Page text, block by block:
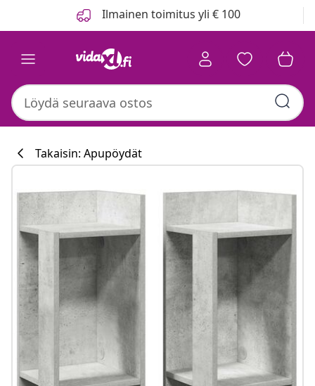
Ilmainen toimitus yli € 100
#sharemevidaxl
Takaisin: Apupöydät